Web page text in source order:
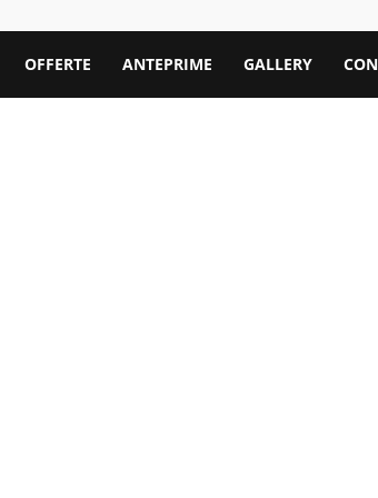
OFFERTE ANTEPRIME GALLERY